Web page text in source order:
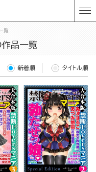
覧
作品一覧
新着順 タイトル順